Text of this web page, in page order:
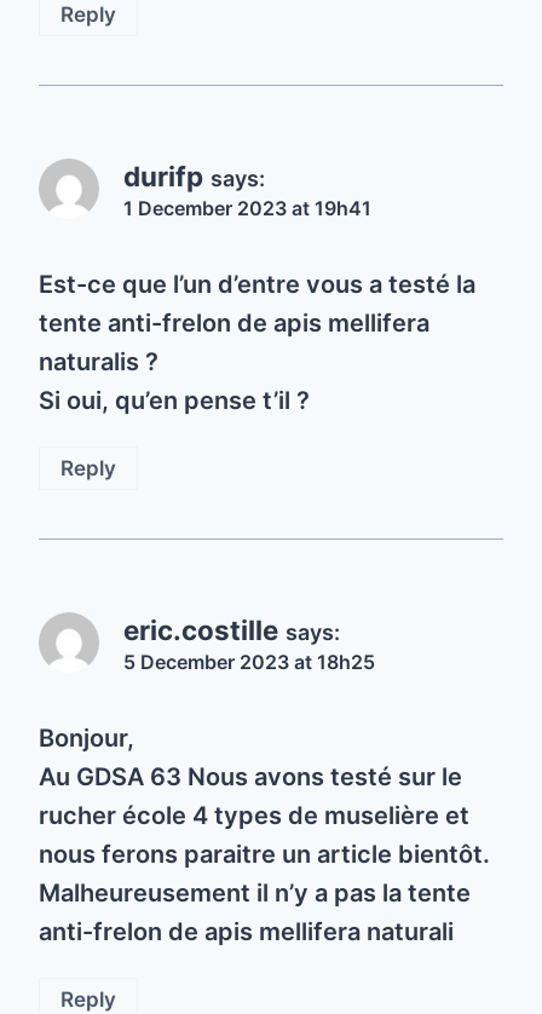
Reply
durifp says:
1 December 2023 at 19h41
Est-ce que l’un d’entre vous a testé la
tente anti-frelon de apis mellifera
naturalis ?
Si oui, qu’en pense t’il ?
Reply
eric.costille says:
5 December 2023 at 18h25
Bonjour,
Au GDSA 63 Nous avons testé sur le
rucher école 4 types de muselière et
nous ferons paraitre un article bientôt.
Malheureusement il n’y a pas la tente
anti-frelon de apis mellifera naturali
Reply